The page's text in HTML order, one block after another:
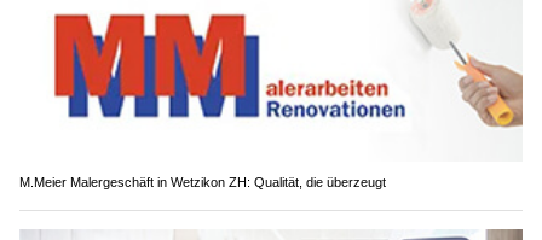
M.Meier Malergeschäft in Wetzikon ZH: Qualität, die überzeugt